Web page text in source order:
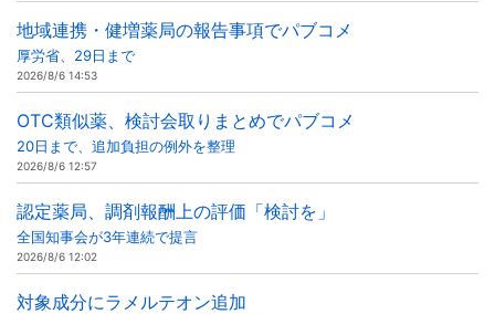
地域連携・健増薬局の報告事項でパブコメ
厚労省、29日まで
2026/8/6 14:53
OTC類似薬、検討会取りまとめでパブコメ
20日まで、追加負担の例外を整理
2026/8/6 12:57
認定薬局、調剤報酬上の評価「検討を」
全国知事会が3年連続で提言
2026/8/6 12:02
対象成分にラメルテオン追加